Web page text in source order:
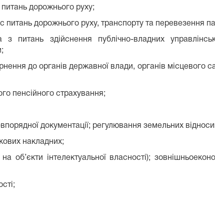
дорожнього руху;
питань дорожнього руху, транспорту та перевезення
з питань здійснення публічно-владних
до органів державної влади, органів місцевого
пенсійного страхування;
документації; регулювання земельних
накладних;
інтелектуальної власності);